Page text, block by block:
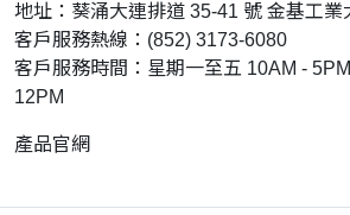
地址：葵涌大連排道 35-41 號 金基工業
客戶服務熱線：(852) 3173-6080
客戶服務時間：星期一至五 10AM -
12PM
產品官網